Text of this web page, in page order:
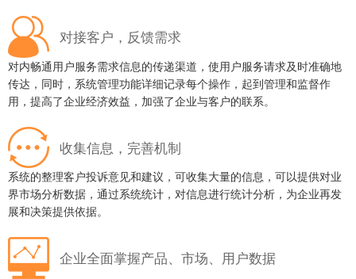
对接客户，反馈需求
对内畅通用户服务需求信息的传递渠道，使用户服务请求及时准确地
传达，同时，系统管理功能详细记录每个操作，起到管理和监督作
用，提高了企业经济效益，加强了企业与客户的联系。
收集信息，完善机制
系统的整理客户投诉意见和建议，可收集大量的信息，可以提供对业
界市场分析数据，通过系统统计，对信息进行统计分析，为企业再发
展和决策提供依据。
企业全面掌握产品、市场、用户数据